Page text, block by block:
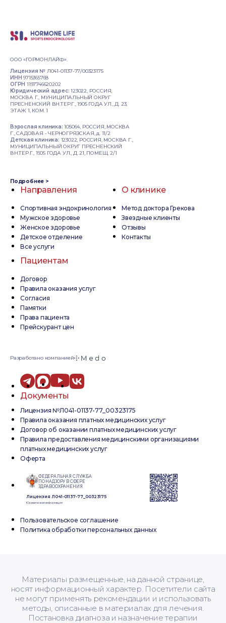
ООО «ГОРМОНЛАЙФ».
Лицензия № Л041-01137-77/00323175
ИНН 9715365768
ОГРН 1197746620202
Юридический адрес:123022, РОССИЯ,
МОСКВА Г., МУНИЦИПАЛЬНЫЙ ОКРУГ
ПРЕСНЕНСКИЙ ВН.ТЕР.Г., 1905 ГОДА УЛ., Д. 23,
ЭТАЖ 1, КОМ. 1
Взрослая клиника: 105064, РОССИЯ, МОСКВА
Г., САДОВАЯ - ЧЕРНОГРЯЗСКАЯ, д. 11/2
Детская клиника: 123022, РОССИЯ, МОСКВА Г.,
МУНИЦИПАЛЬНЫЙ ОКРУГ ПРЕСНЕНСКИЙ
ВН.ТЕР.Г., 1905 ГОДА УЛ., Д. 21, ПОМЕЩ. 2/1
Подробнее >
Направления
Спортивная эндокринология
Мужское здоровье
Женское здоровье
Детское отделение
Все услуги
О клинике
Метод доктора Грекова
Звездные клиенты
Отзывы
Контакты
Пациентам
Договор
Правила оказания услуг
Согласия
Памятки
Права пациента
Прейскурант цен
Разработано компанией
Документы
Лицензия №Л041-01137-77_00323175
Правила оказания платных медицинских услуг
Договор об оказании платных медицинских услуг
Правила предоставления медицинскими организациями
платных медицинских услуг
Оферта
ФЕДЕРАЛЬНАЯ СЛУЖБА
ПО НАДЗОРУ В СФЕРЕ
ЗДРАВООХРАНЕНИЯ
Лицензия Л041-01137-77_00323175
Юридическая информация
Пользовательское соглашение
Политика обработки персональных данных
Материалы размещенные, на данной странице,
носят информационный характер. Посетители сайта
не могут применять рекомендации и использовать
методы, описанные в материалах для лечения.
Постановка диагноза и назначение терапии